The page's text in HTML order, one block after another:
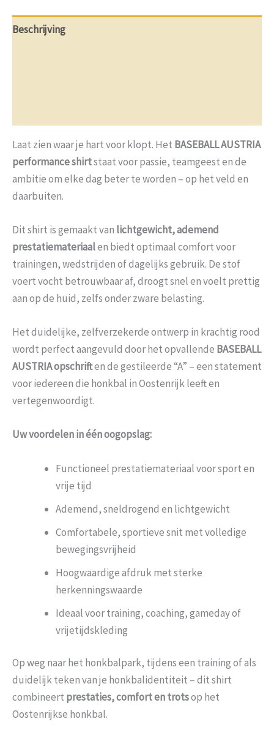
Beschrijving
Laat zien waar je hart voor klopt. Het BASEBALL AUSTRIA
performance shirtstaat voor passie, teamgeest en de
ambitie om elke dag beter te worden – op het veld en
daarbuiten.
Dit shirt is gemaakt van lichtgewicht, ademend
prestatiemateriaalen biedt optimaal comfort voor
trainingen, wedstrijden of dagelijks gebruik. De stof
voert vocht betrouwbaar af, droogt snel en voelt prettig
aan op de huid, zelfs onder zware belasting.
Het duidelijke, zelfverzekerde ontwerp in krachtig rood
wordt perfect aangevuld door het opvallende BASEBALL
AUSTRIA opschriften de gestileerde “A” – een statement
voor iedereen die honkbal in Oostenrijk leeft en
vertegenwoordigt.
Uw voordelen in één oogopslag:
Functioneel prestatiemateriaal voor sport en
vrije tijd
Ademend, sneldrogend en lichtgewicht
Comfortabele, sportieve snit met volledige
bewegingsvrijheid
Hoogwaardige afdruk met sterke
herkenningswaarde
Ideaal voor training, coaching, gameday of
vrijetijdskleding
Op weg naar het honkbalpark, tijdens een training of als
duidelijk teken van je honkbalidentiteit – dit shirt
combineert prestaties, comfort en trotsop het
Oostenrijkse honkbal.